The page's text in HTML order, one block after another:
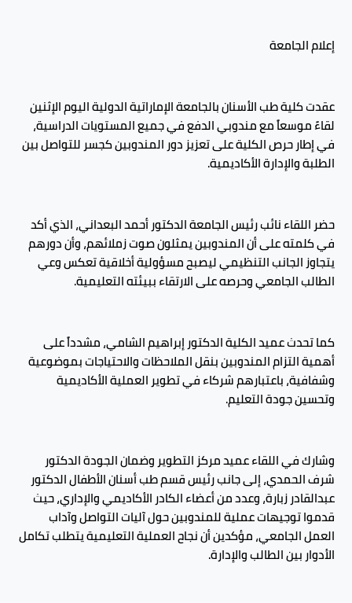
إعلام الجامعة
عقدت كلية طب الأسنان بالجامعة الإماراتية الدولية اليوم الإثنين
لقاءً موسعاً مع مندوبي الدفع في جميع المستويات الدراسية،
في إطار حرص الكلية على تعزيز دور المندوبين كجسر للتواصل بين
الطلبة والإدارة الأكاديمية.
حضر اللقاء نائب رئيس الجامعة الدكتور أحمد البعداني، الذي أكد
في كلمته على أن المندوبين يمثلون صوت زملائهم، وأن دورهم
يتجاوز الجانب التنظيمي ليصبح مسؤولية أخلاقية تعكس وعي
الطالب الجامعي وحرصه على الارتقاء ببيئته التعليمية.
كما تحدث عميد الكلية الدكتور إبراهيم الشامي، مشدداً على
أهمية التزام المندوبين بنقل الملاحظات والاحتياجات بموضوعية
وشفافية، باعتبارهم شركاء في تطوير العملية الأكاديمية
وتحسين جودة التعليم.
وشارك في اللقاء عميد مركز التطوير وضمان الجودة الدكتور
شرف الحمدي، إلى جانب رئيس قسم طب أسنان الأطفال الدكتور
عبدالقادر زبارة، وعدد من أعضاء الكادر الأكاديمي والإداري، حيث
قدموا توجيهات عملية للمندوبين حول آليات التواصل وآداب
العمل الجامعي، مؤكدين أن نجاح العملية التعليمية يتطلب تكامل
الأدوار بين الطالب والإدارة.